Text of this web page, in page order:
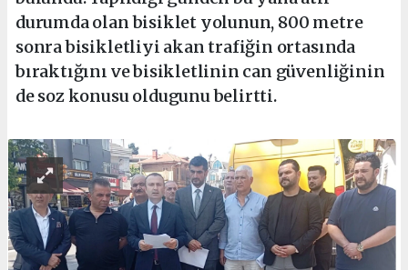
durumda olan bisiklet yolunun, 800 metre
sonra bisikletliyi akan trafiğin ortasında
bıraktığını ve bisikletlinin can güvenliğinin
de soz konusu oldugunu belirtti.